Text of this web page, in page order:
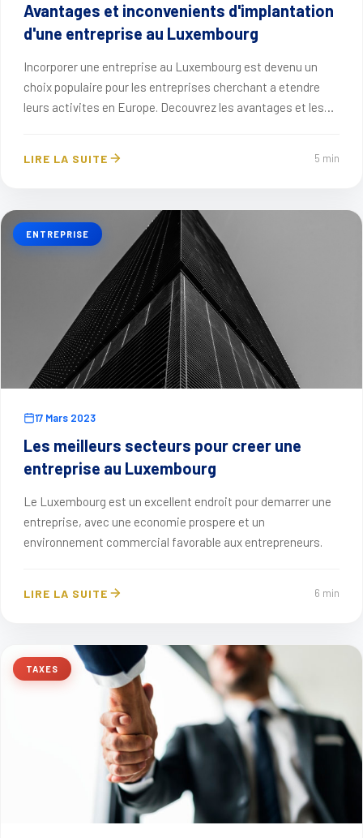
Avantages et inconvenients d'implantation
d'une entreprise au Luxembourg
Incorporer une entreprise au Luxembourg est devenu un
choix populaire pour les entreprises cherchant a etendre
leurs activites en Europe. Decouvrez les avantages et les
LIRE LA SUITE 5 min
ENTREPRISE
17 Mars 2023
Les meilleurs secteurs pour creer une
entreprise au Luxembourg
Le Luxembourg est un excellent endroit pour demarrer une
entreprise, avec une economie prospere et un
environnement commercial favorable aux entrepreneurs.
LIRE LA SUITE 6 min
TAXES